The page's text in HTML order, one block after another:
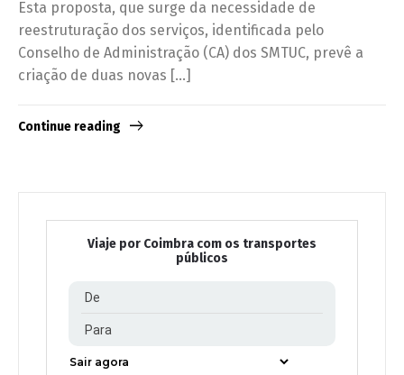
Esta proposta, que surge da necessidade de
reestruturação dos serviços, identificada pelo
Conselho de Administração (CA) dos SMTUC, prevê a
criação de duas novas […]
Continue reading
Viaje por Coimbra com os transportes
públicos